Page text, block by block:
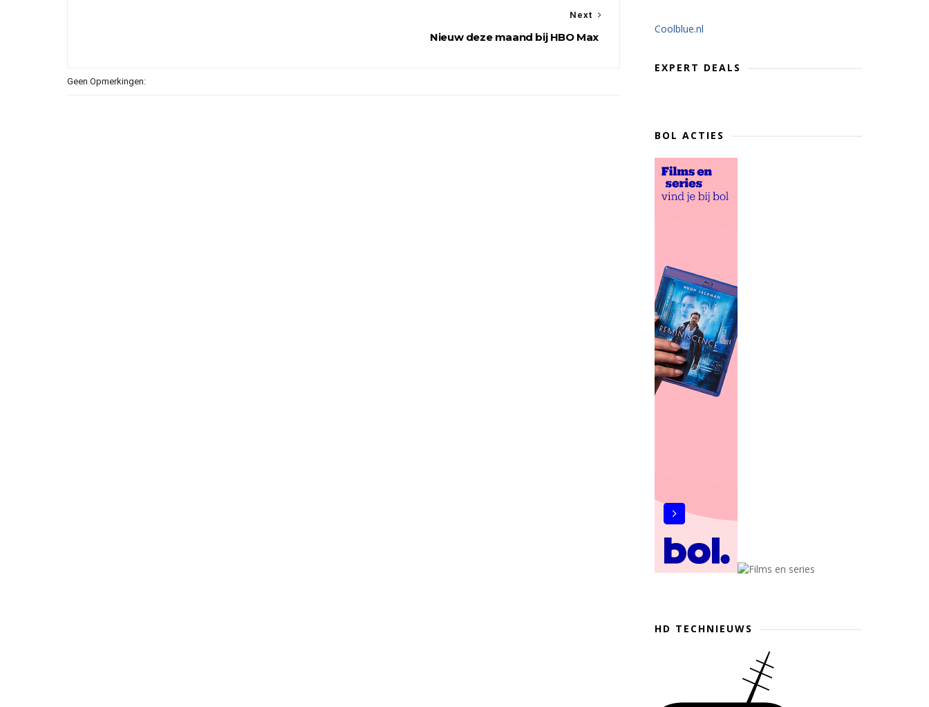
Next
Nieuw deze maand bij HBO Max
Geen Opmerkingen:
Coolblue.nl
EXPERT DEALS
BOL ACTIES
HD TECHNIEUWS